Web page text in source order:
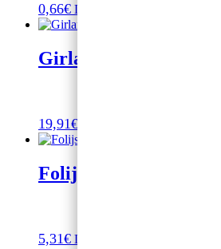
0,66€ Dodaj u košaricu
Girlanda od 100
19,91€
Folijski balon Pony
5,31€ Dodaj u košaricu